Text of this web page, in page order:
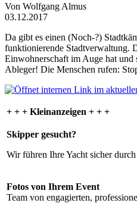
Von Wolfgang Almus
03.12.2017
Da gibt es einen (Noch-?)
funktionierende Stadtverwaltung.
Einwohnerschaft im Auge hat
Ableger! Die Menschen rufen:
+ + + Kleinanzeigen + + +
Skipper gesucht?
Wir führen Ihre Yacht sicher
Fotos von Ihrem Event
Team von engagierten,